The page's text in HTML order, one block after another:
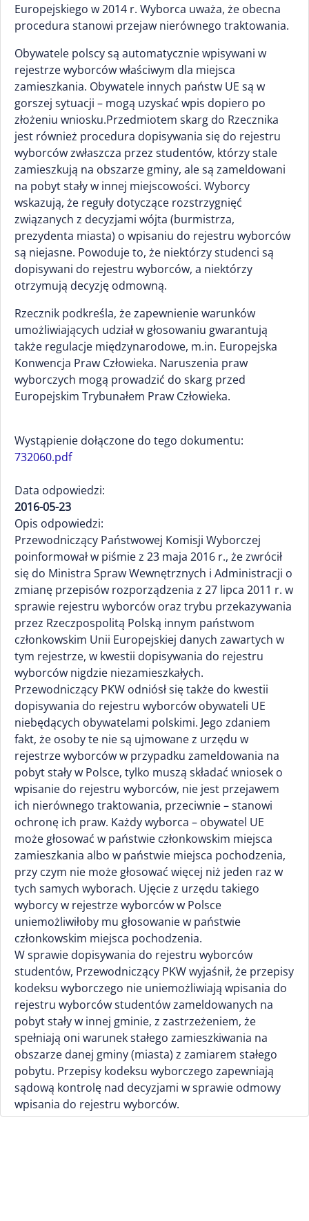
Europejskiego w 2014 r. Wyborca uważa, że obecna
procedura stanowi przejaw nierównego traktowania.
Obywatele polscy są automatycznie wpisywani w
rejestrze wyborców właściwym dla miejsca
zamieszkania. Obywatele innych państw UE są w
gorszej sytuacji – mogą uzyskać wpis dopiero po
złożeniu wniosku.Przedmiotem skarg do Rzecznika
jest również procedura dopisywania się do rejestru
wyborców zwłaszcza przez studentów, którzy stale
zamieszkują na obszarze gminy, ale są zameldowani
na pobyt stały w innej miejscowości. Wyborcy
wskazują, że reguły dotyczące rozstrzygnięć
związanych z decyzjami wójta (burmistrza,
prezydenta miasta) o wpisaniu do rejestru wyborców
są niejasne. Powoduje to, że niektórzy studenci są
dopisywani do rejestru wyborców, a niektórzy
otrzymują decyzję odmowną.
Rzecznik podkreśla, że zapewnienie warunków
umożliwiających udział w głosowaniu gwarantują
także regulacje międzynarodowe, m.in. Europejska
Konwencja Praw Człowieka. Naruszenia praw
wyborczych mogą prowadzić do skarg przed
Europejskim Trybunałem Praw Człowieka.
Wystąpienie dołączone do tego dokumentu:
732060.pdf
Data odpowiedzi:
2016-05-23
Opis odpowiedzi:
Przewodniczący Państwowej Komisji Wyborczej
poinformował w piśmie z 23 maja 2016 r., że zwrócił
się do Ministra Spraw Wewnętrznych i Administracji o
zmianę przepisów rozporządzenia z 27 lipca 2011 r. w
sprawie rejestru wyborców oraz trybu przekazywania
przez Rzeczpospolitą Polską innym państwom
członkowskim Unii Europejskiej danych zawartych w
tym rejestrze, w kwestii dopisywania do rejestru
wyborców nigdzie niezamieszkałych.
Przewodniczący PKW odniósł się także do kwestii
dopisywania do rejestru wyborców obywateli UE
niebędących obywatelami polskimi. Jego zdaniem
fakt, że osoby te nie są ujmowane z urzędu w
rejestrze wyborców w przypadku zameldowania na
pobyt stały w Polsce, tylko muszą składać wniosek o
wpisanie do rejestru wyborców, nie jest przejawem
ich nierównego traktowania, przeciwnie – stanowi
ochronę ich praw. Każdy wyborca – obywatel UE
może głosować w państwie członkowskim miejsca
zamieszkania albo w państwie miejsca pochodzenia,
przy czym nie może głosować więcej niż jeden raz w
tych samych wyborach. Ujęcie z urzędu takiego
wyborcy w rejestrze wyborców w Polsce
uniemożliwiłoby mu głosowanie w państwie
członkowskim miejsca pochodzenia.
W sprawie dopisywania do rejestru wyborców
studentów, Przewodniczący PKW wyjaśnił, że przepisy
kodeksu wyborczego nie uniemożliwiają wpisania do
rejestru wyborców studentów zameldowanych na
pobyt stały w innej gminie, z zastrzeżeniem, że
spełniają oni warunek stałego zamieszkiwania na
obszarze danej gminy (miasta) z zamiarem stałego
pobytu. Przepisy kodeksu wyborczego zapewniają
sądową kontrolę nad decyzjami w sprawie odmowy
wpisania do rejestru wyborców.